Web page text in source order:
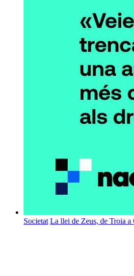
Societat La llei de Zeus, de Troia a